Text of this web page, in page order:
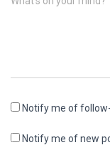
Notify me of
Notify me of new